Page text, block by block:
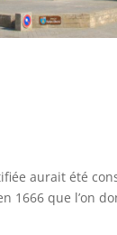
aurait été
1666 que l’on